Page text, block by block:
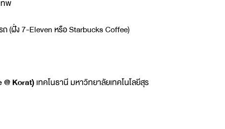
ทพ
(ฝั่ง 7-Eleven หรือ Starbucks Coffee)
Korat)เทคโนธานี มหาวิทยาลัยเทคโนโลยีสุร